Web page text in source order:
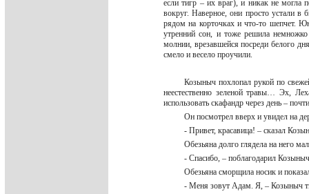
если тигр – их враг), и никак не могла
вокруг. Наверное, они просто устали в
рядом на корточках и что-то шепчет.
утренний сон, и тоже решила немножко
молнии, врезавшейся посреди белого
смело и весело проучили.
Козыныч похлопал рукой по
неестественно зеленой травы… Эх,
использовать скафандр через день –
Он посмотрел вверх и увидел на
- Привет, красавица! – сказал
Обезьяна долго глядела на него
- Спасибо, – поблагодарил
Обезьяна сморщила носик и
- Меня зовут Адам. Я, – Козыныч